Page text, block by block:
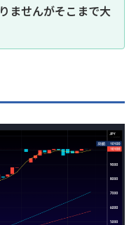
ませんがそこまで大